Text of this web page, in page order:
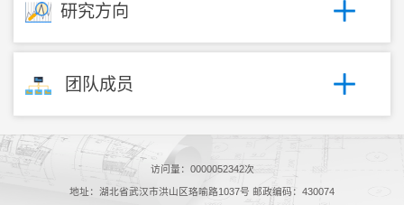
研究方向
团队成员
访问量： 0000052342次
地址：湖北省武汉市洪山区珞喻路1037号 邮政编码：430074